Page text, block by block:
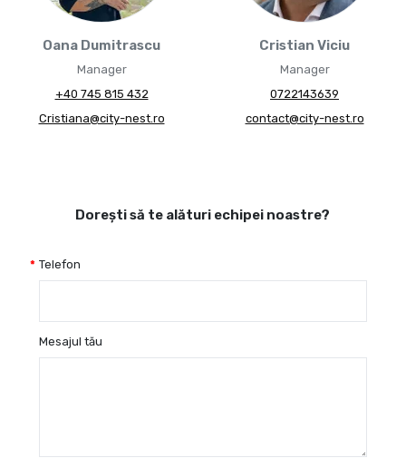
Oana Dumitrascu
Manager
+40 745 815 432
Cristiana@city-nest.ro
Cristian Viciu
Manager
0722143639
contact@city-nest.ro
Dorești să te alături echipei noastre?
Telefon
Mesajul tău